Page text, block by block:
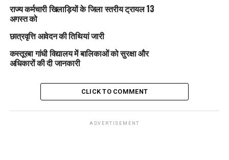
राज्य कर्मचारी खिलाड़ियों के जिला स्तरीय ट्रायल 13
अगस्त को
छात्रवृत्ति आवेदन की तिथियां जारी
कस्तूरबा गांधी विद्यालय में बालिकाओं को सुरक्षा और
अधिकारों की दी जानकारी
CLICK TO COMMENT
ADVERTISEMENT